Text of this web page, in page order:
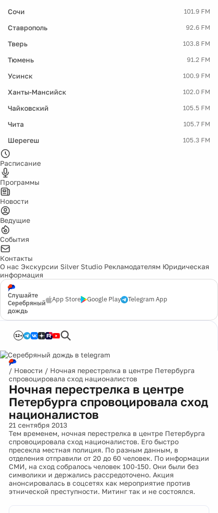
Сочи 101.9 FM
Ставрополь 92.6 FM
Тверь 103.8 FM
Тюмень 91.2 FM
Усинск 100.9 FM
Ханты-Мансийск 102.0 FM
Чайковский 105.5 FM
Чита 105.7 FM
Шерегеш 105.3 FM
Расписание
Программы
Новости
Ведущие
События
Контакты
О нас Экскурсии Silver Studio Рекламодателям Юридическая
информация
Слушайте
Серебряный
дождь
App Store Google Play Telegram App
12+
/ Новости / Ночная перестрелка в центре Петербурга
спровоцировала сход националистов
Ночная перестрелка в центре
Петербурга спровоцировала сход
националистов
21 сентября 2013
Тем временем, ночная перестрелка в центре Петербурга
спровоцировала сход националистов. Его быстро
пресекла местная полиция. По разным данным, в
отделения отправили от 20 до 60 человек. По информации
СМИ, на сход собралось человек 100-150. Они были без
символики и держались рассредоточено. Акция
анонсировалась в соцсетях как мероприятие против
этнической преступности. Митинг так и не состоялся.